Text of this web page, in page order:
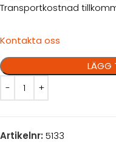
Transportkostnad
Kontakta oss
LÄGG
Artikelnr: 5133